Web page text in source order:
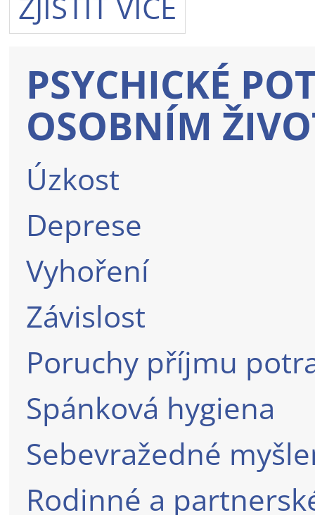
PSYCHICKÉ
OSOBNÍM
Úzkost
Deprese
Vyhoření
Závislost
Poruchy příjmu
Spánková hygiena
Sebevražedné
Rodinné a